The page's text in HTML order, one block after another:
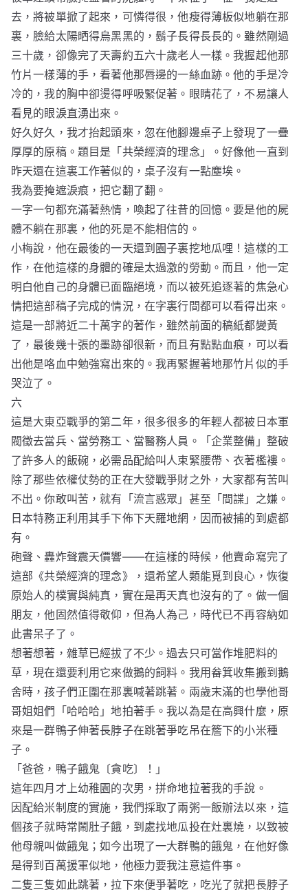
去，將被單掀了起來，可憐得很，他瘦得薄板似地躺在那
裏，臉給太陽晒得烏黑黑的，鬍子長得長長的。雖然剛過
三十歲，卻像完了天壽約五六十歲老人一樣。我握起他那
竹片一樣薄的手，看著他那唇邊的一絲血跡。他的手是冷
冷的，我的胸中卻燙得呼吸緊促著。眼睛花了，不易讓人
看見的眼淚直湧出來。
好久好久，我才抬起頭來，忽在他腳邊桌子上發現了一疊
厚厚的原稿。題目是「共榮經濟的理念」。好像他一直到
昨天還在這裏工作著似的，桌子沒有一點塵埃。
我為要掩遮淚痕，把它翻了翻。
一字一句都充滿著熱情，喚起了往昔的回憶。要是他的屍
體不躺在那裏，他的死是不能相信的。
小梅說，他在最後的一天還到園子裏挖地瓜哩！這樣的工
作，在他這樣的身體的確是太過激的勞動。而且，他一定
明白他自己的身體已面臨絕境，而以被死追逐著的焦急心
情把這部稿子完成的情況，在字裏行間都可以看得出來。
這是一部將近二十萬字的著作，雖然前面的稿紙都變黃
了，最後幾十張的墨跡卻很新，而且有點點血痕，可以看
出他是咯血中勉強寫出來的。我再緊握著地那竹片似的手
哭泣了。
六
這是大東亞戰爭的第二年，很多很多的年輕人都被日本軍
閥徵去當兵、當勞務工、當醫務人員。「企業整備」整破
了許多人的飯碗，必需品配給叫人束緊腰帶、衣著檻褸。
除了那些依權仗勢的正在大發戰爭財之外，大家都有苦叫
不出。你敢叫苦，就有「流言惑眾」甚至「間諜」之嫌。
日本特務正利用其手下佈下天羅地網，因而被捕的到處都
有。
砲聲、轟炸聲震天價響——在這樣的時候，他賣命寫完了
這部《共榮經濟的理念》，還希望人類能覓到良心，恢復
原始人的樸實與純真，實在是再天真也沒有的了。做一個
朋友，他固然值得敬仰，但為人為己，時代已不再容納如
此書呆子了。
想著想著，雜草已經拔了不少。過去只可當作堆肥料的
草，現在還要利用它來做鵝的飼料。我用畚箕收集搬到鵝
舍時，孩子們正圍在那裏喊著跳著。兩歲末滿的也學他哥
哥姐姐們「哈哈哈」地拍著手。我以為是在高興什麼，原
來是一群鴨子伸著長脖子在跳著爭吃吊在簷下的小米種
子。
「爸爸，鴨子餓鬼〔貪吃〕！」
這年四月才上幼稚園的次男，拼命地拉著我的手說。
因配給米制度的實施，我們採取了兩粥一飯辦法以來，這
個孩子就時常鬧肚子餓，到處找地瓜投在灶裏燒，以致被
他母親叫做餓鬼；如今出現了一大群鴨的餓鬼，在他好像
是得到百萬援軍似地，他極力要我注意這件事。
二隻三隻如此跳著，拉下來便爭著吃，吃光了就把長脖子